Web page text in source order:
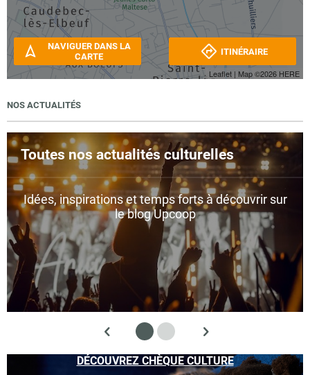
Leaflet | Map ©2026 HERE
NAVIGUER DANS LA
CARTE
ITINÉRAIRE
NOS ACTUALITÉS
Toutes nos actualités culturelles
Idées, inspirations et temps forts à découvrir sur
le blog Upcoop
DÉCOUVREZ CHÈQUE CULTURE